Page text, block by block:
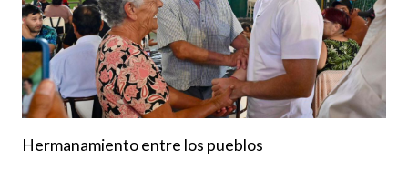
Hermanamiento entre los pueblos